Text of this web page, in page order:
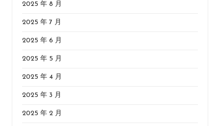
2025 年 8 月
2025 年 7 月
2025 年 6 月
2025 年 5 月
2025 年 4 月
2025 年 3 月
2025 年 2 月